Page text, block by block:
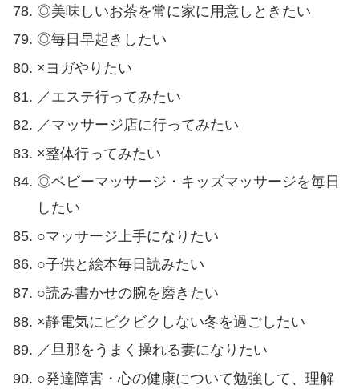
◎美味しいお茶を常に家に用意しときたい
◎毎日早起きしたい
×ヨガやりたい
／エステ行ってみたい
／マッサージ店に行ってみたい
×整体行ってみたい
◎ベビーマッサージ・キッズマッサージを毎日
したい
○マッサージ上手になりたい
○子供と絵本毎日読みたい
○読み書かせの腕を磨きたい
×静電気にビクビクしない冬を過ごしたい
／旦那をうまく操れる妻になりたい
○発達障害・心の健康について勉強して、理解